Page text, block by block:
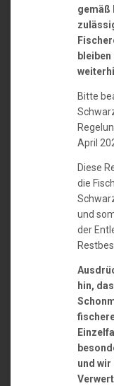
gemäß
Bitte
April
Diese
die
und
der
hin,
und